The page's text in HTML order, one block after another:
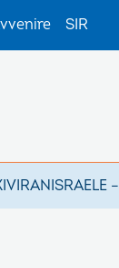
SIR
IRANISRAELE